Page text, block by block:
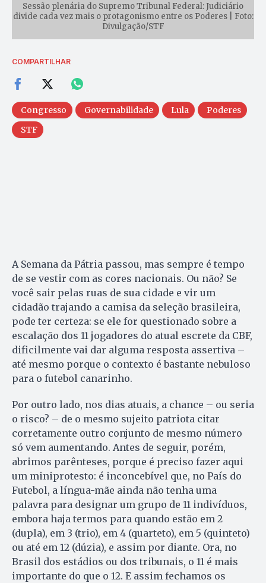
Sessão plenária do Supremo Tribunal Federal: Judiciário
divide cada vez mais o protagonismo entre os Poderes | Foto:
Divulgação/STF
COMPARTILHAR
Congresso Governabilidade Lula
Poderes
STF
A Semana da Pátria passou, mas sempre é tempo
de se vestir com as cores nacionais. Ou não? Se
você sair pelas ruas de sua cidade e vir um
cidadão trajando a camisa da seleção brasileira,
pode ter certeza: se ele for questionado sobre a
escalação dos 11 jogadores do atual escrete da CBF,
dificilmente vai dar alguma resposta assertiva –
até mesmo porque o contexto é bastante nebuloso
para o futebol canarinho.
Por outro lado, nos dias atuais, a chance – ou seria
o risco? – de o mesmo sujeito patriota citar
corretamente outro conjunto de mesmo número
só vem aumentando. Antes de seguir, porém,
abrimos parênteses, porque é preciso fazer aqui
um miniprotesto: é inconcebível que, no País do
Futebol, a língua-mãe ainda não tenha uma
palavra para designar um grupo de 11 indivíduos,
embora haja termos para quando estão em 2
(dupla), em 3 (trio), em 4 (quarteto), em 5 (quinteto)
ou até em 12 (dúzia), e assim por diante. Ora, no
Brasil dos estádios ou dos tribunais, o 11 é mais
importante do que o 12. E assim fechamos os